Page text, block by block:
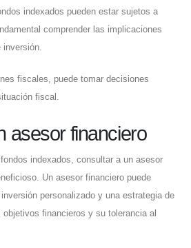
indexados pueden estar sujetos a
comprender las implicaciones
inversión.
fiscales, puede tomar decisiones
fiscal.
asesor financiero
indexados, consultar a un asesor
Un asesor financiero puede
personalizado y una estrategia de
financieros y su tolerancia al